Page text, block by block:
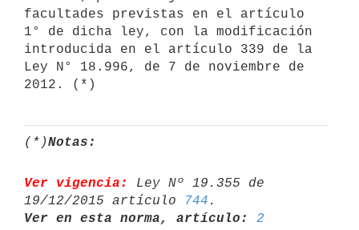
facultades previstas en el artículo
1° de dicha ley, con la modificación
introducida en el artículo 339 de la
Ley N° 18.996, de 7 de noviembre de
(*)Notas:
Ver vigencia:
Ley Nº 19.355 de
19/12/2015 artículo
744
Ver en esta norma, artículo:
2